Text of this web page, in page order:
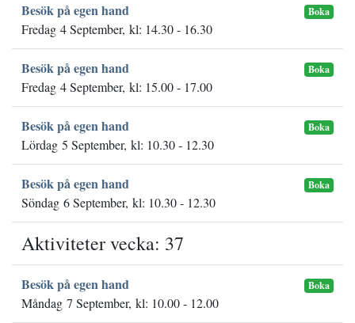
Besök på egen hand Boka
Fredag 4 September, kl: 14.30 - 16.30
Besök på egen hand Boka
Fredag 4 September, kl: 15.00 - 17.00
Besök på egen hand Boka
Lördag 5 September, kl: 10.30 - 12.30
Besök på egen hand Boka
Söndag 6 September, kl: 10.30 - 12.30
Aktiviteter vecka: 37
Besök på egen hand Boka
Måndag 7 September, kl: 10.00 - 12.00